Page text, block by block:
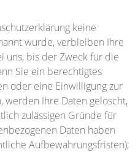
keine
wurde, verbleiben Ihre
uns, bis der Zweck für die
Sie ein berechtigtes
oder eine Einwilligung zur
Ihre Daten gelöscht,
zulässigen Gründe für
Daten haben
Aufbewahrungsfristen);